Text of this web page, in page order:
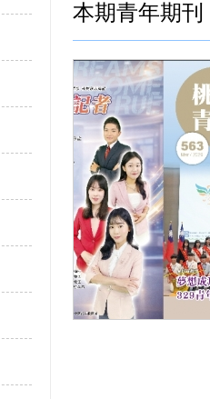
本期青年期刊